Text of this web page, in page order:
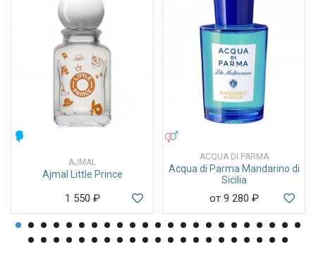
AJMAL
Ajmal Little Prince
1 550 ₽
ACQUA DI PARMA
Acqua di Parma Mandarino di
Sicilia
от 9 280 ₽